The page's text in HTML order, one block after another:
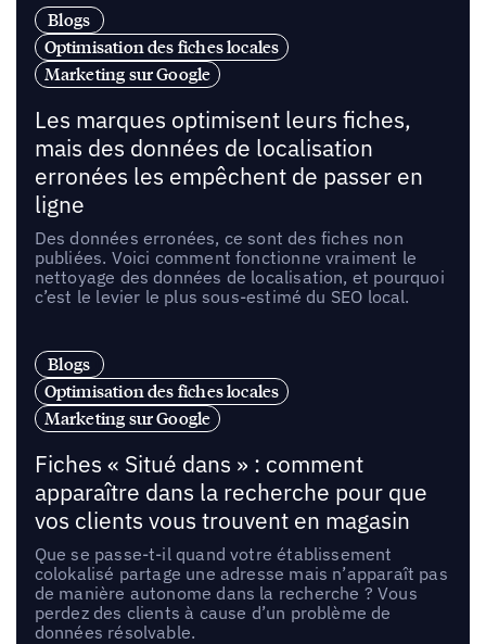
Blogs
Optimisation des fiches locales
Marketing sur Google
Les marques optimisent leurs fiches,
mais des données de localisation
erronées les empêchent de passer en
ligne
Des données erronées, ce sont des fiches non
publiées. Voici comment fonctionne vraiment le
nettoyage des données de localisation, et pourquoi
c’est le levier le plus sous-estimé du SEO local.
Blogs
Optimisation des fiches locales
Marketing sur Google
Fiches « Situé dans » : comment
apparaître dans la recherche pour que
vos clients vous trouvent en magasin
Que se passe-t-il quand votre établissement
colokalisé partage une adresse mais n’apparaît pas
de manière autonome dans la recherche ? Vous
perdez des clients à cause d’un problème de
données résolvable.